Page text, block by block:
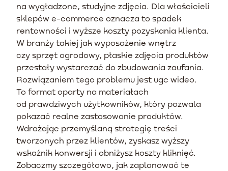
na wygładzone, studyjne zdjęcia. Dla właścicieli
sklepów e-commerce oznacza to spadek
rentowności i wyższe koszty pozyskania klienta.
W branży takiej jak wyposażenie wnętrz
czy sprzęt ogrodowy, płaskie zdjęcia produktów
przestały wystarczać do zbudowania zaufania.
Rozwiązaniem tego problemu jest ugc wideo.
To format oparty na materiałach
od prawdziwych użytkowników, który pozwala
pokazać realne zastosowanie produktów.
Wdrażając przemyślaną strategię treści
tworzonych przez klientów, zyskasz wyższy
wskaźnik konwersji i obniżysz koszty kliknięć.
Zobaczmy szczegółowo, jak zaplanować te